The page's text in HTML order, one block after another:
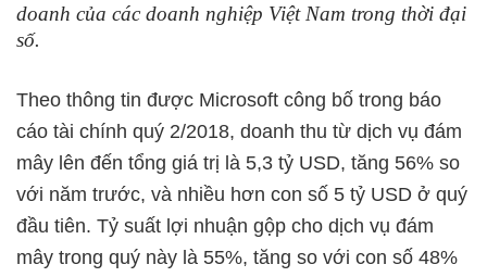
doanh của các doanh nghiệp Việt Nam trong thời đại
số.
Theo thông tin được Microsoft công bố trong báo
cáo tài chính quý 2/2018, doanh thu từ dịch vụ đám
mây lên đến tổng giá trị là 5,3 tỷ USD, tăng 56% so
với năm trước, và nhiều hơn con số 5 tỷ USD ở quý
đầu tiên. Tỷ suất lợi nhuận gộp cho dịch vụ đám
mây trong quý này là 55%, tăng so với con số 48%